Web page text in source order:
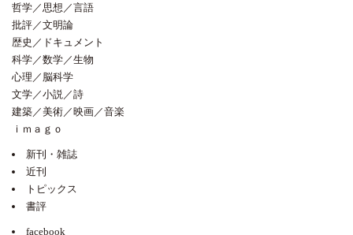
哲学／思想／言語
批評／文明論
歴史／ドキュメント
科学／数学／生物
心理／脳科学
文学／小説／詩
建築／美術／映画／音楽
ｉｍａｇｏ
新刊・雑誌
近刊
トピックス
書評
facebook